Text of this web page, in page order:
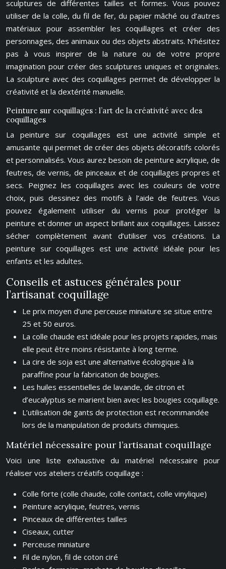
sculptures de différentes tailles et formes. Vous pouvez
utiliser de la colle, du fil de fer, du papier mâché ou d’autres
matériaux pour assembler les coquillages et créer des
personnages, des animaux ou des objets abstraits. N’hésitez
pas à vous inspirer de la nature ou de votre propre
imagination pour créer des sculptures uniques et originales.
La sculpture avec des coquillages permet de développer la
créativité et la dextérité manuelle.
Peinture sur coquillages : l’art de la créativité avec des
coquillages
La peinture sur coquillages est une activité simple et
amusante qui permet de créer des objets décoratifs colorés
et personnalisés. Vous aurez besoin de peinture acrylique, de
feutres, de vernis, de pinceaux et de coquillages propres et
secs. Peignez les coquillages avec les couleurs de votre
choix, puis dessinez des motifs à l’aide de feutres. Vous
pouvez également utiliser du vernis pour protéger la
peinture et donner un aspect brillant aux coquillages. Laissez
sécher complètement avant d’utiliser vos créations. La
peinture sur coquillages est une activité idéale pour les
enfants et les adultes.
Conseils et astuces générales pour
l’artisanat coquillage
Le prix moyen d’une perceuse miniature se situe entre
25 et 50 euros.
La colle chaude est idéale pour les projets rapides, mais
elle peut être moins résistante à long terme.
La cire de soja est une alternative écologique à la
paraffine pour la fabrication de bougies.
Les huiles essentielles de lavande, de citron et
d’eucalyptus se marient bien avec les bougies coquillage.
L’utilisation de gants de protection est recommandée
lors de la manipulation de produits chimiques.
Matériel nécessaire pour l’artisanat coquillage
Voici une liste exhaustive du matériel nécessaire pour
réaliser vos ateliers créatifs coquillage :
Colle forte (colle chaude, colle contact, colle vinylique)
Peinture acrylique, feutres, vernis
Pinceaux de différentes tailles
Ciseaux, cutter
Perceuse miniature
Fil de nylon, fil de coton ciré